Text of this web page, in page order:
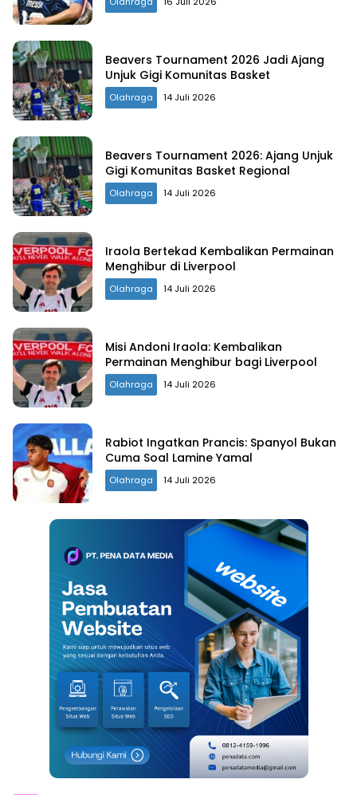
Beavers Tournament 2026 Jadi Ajang
Unjuk Gigi Komunitas Basket
Olahraga 14 Juli 2026
Beavers Tournament 2026: Ajang Unjuk
Gigi Komunitas Basket Regional
Olahraga 14 Juli 2026
Iraola Bertekad Kembalikan Permainan
Menghibur di Liverpool
Olahraga 14 Juli 2026
Misi Andoni Iraola: Kembalikan
Permainan Menghibur bagi Liverpool
Olahraga 14 Juli 2026
Rabiot Ingatkan Prancis: Spanyol Bukan
Cuma Soal Lamine Yamal
Olahraga 14 Juli 2026